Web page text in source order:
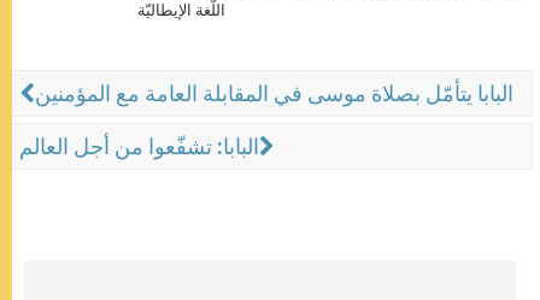
اللّغة الإيطاليّة
البابا يتأمّل بصلاة موسى في المقابلة العامة مع المؤمنين
البابا: تشفّعوا من أجل العالم